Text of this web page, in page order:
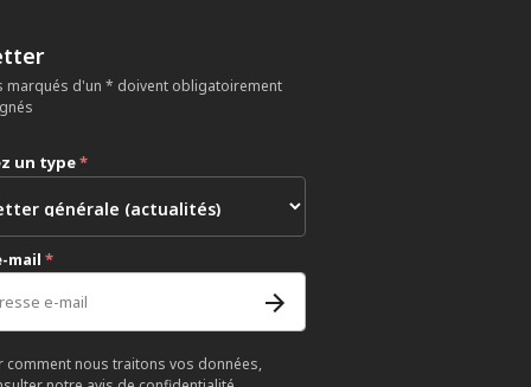
marqués d'un * doivent obligatoirement
un type*
mail *
comment nous traitons vos données,